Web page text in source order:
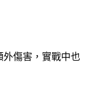
外傷害，實戰中也